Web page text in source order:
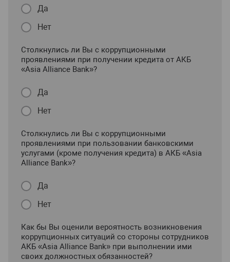
Да
Нет
Столкнулись ли Вы с коррупционными
проявлениями при получении кредита от АКБ
«Asia Alliance Bank»?
Да
Нет
Столкнулись ли Вы с коррупционными
проявлениями при пользовании банковскими
услугами (кроме получения кредита) в АКБ «Asia
Alliance Bank»?
Да
Нет
Как бы Вы оценили вероятность возникновения
коррупционных ситуаций со стороны сотрудников
АКБ «Asia Alliance Bank» при выполнении ими
своих должностных обязанностей?